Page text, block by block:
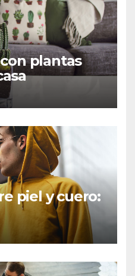
plantas
piel y cuero: